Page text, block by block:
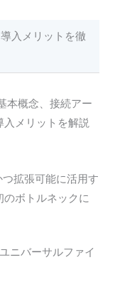
入メリットを徹
本概念、接続アー
入メリットを解説
拡張可能に活用す
のボトルネックに
ニバーサルファイ